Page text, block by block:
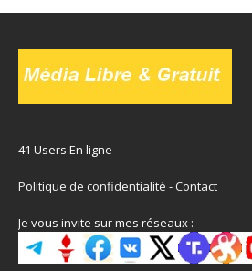
41 Users En ligne
Politique de confidentialité -Contact
Je vous invite sur mes réseaux :